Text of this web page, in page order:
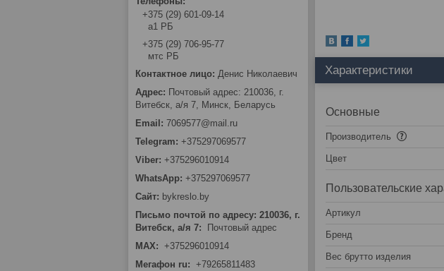
Характеристики
Основные
Производитель
Цвет
Пользовательские
Артикул
Бренд
Вес брутто изделия
+375 (29) 601-09-14
а1 РБ
+375 (29) 706-95-77
мтс РБ
Денис Николаевич
Почтовый адрес: 210036, г.
Витебск, а/я 7, Минск, Беларусь
7069577@mail.ru
+375297069577
+375296010914
+375297069577
bykreslo.by
Письмо почтой по адресу: 210036, г.
Витебск, а/я 7
Почтовый адрес
MAX
+375296010914
Мегафон ru
+79265811483